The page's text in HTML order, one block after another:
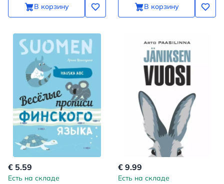
В корзину В корзину
€ 5.59
Есть на складе
€ 9.99
Есть на складе